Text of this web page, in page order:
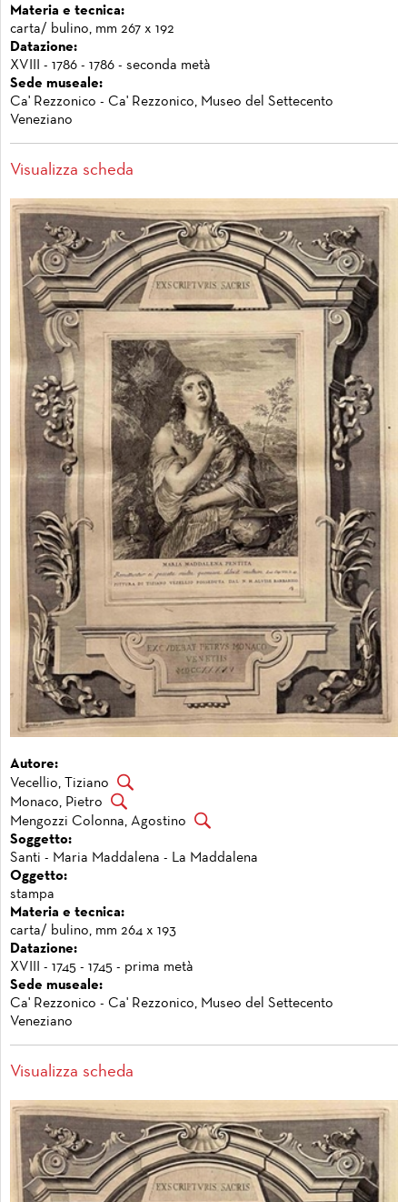
Materia e tecnica:
carta/ bulino, mm 267 x 192
Datazione:
XVIII - 1786 - 1786 - seconda metà
Sede museale:
Ca' Rezzonico - Ca' Rezzonico, Museo del Settecento
Veneziano
Visualizza scheda
Autore:
Vecellio, Tiziano
Monaco, Pietro
Mengozzi Colonna, Agostino
Soggetto:
Santi - Maria Maddalena - La Maddalena
Oggetto:
stampa
Materia e tecnica:
carta/ bulino, mm 264 x 193
Datazione:
XVIII - 1745 - 1745 - prima metà
Sede museale:
Ca' Rezzonico - Ca' Rezzonico, Museo del Settecento
Veneziano
Visualizza scheda